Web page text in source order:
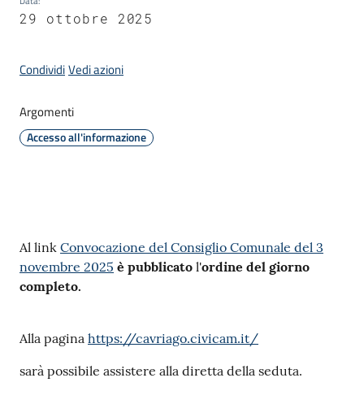
a
r
i
r
v
i
i
M
29 ottobre 2025
CondividiVedi azioni
Argomenti
Accesso all'informazione
Contenuto
Al link Convocazione del Consiglio Comunale del 3
novembre 2025 è pubblicato l'ordine del giorno
completo.
Alla pagina https://cavriago.civicam.it/
sarà possibile assistere alla diretta della seduta.